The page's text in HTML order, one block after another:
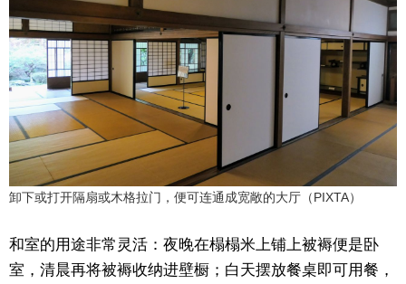
卸下或打开隔扇或木格拉门，便可连通成宽敞的大厅（PIXTA）
和室的用途非常灵活：夜晚在榻榻米上铺上被褥便是卧
室，清晨再将被褥收纳进壁橱；白天摆放餐桌即可用餐，